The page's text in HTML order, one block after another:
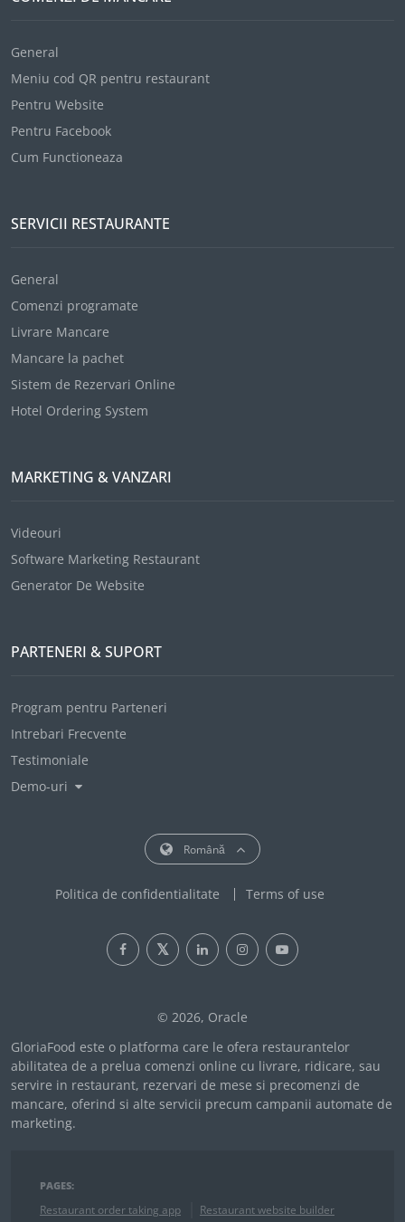
General
Meniu cod QR pentru restaurant
Pentru Website
Pentru Facebook
Cum Functioneaza
SERVICII RESTAURANTE
General
Comenzi programate
Livrare Mancare
Mancare la pachet
Sistem de Rezervari Online
Hotel Ordering System
MARKETING & VANZARI
Videouri
Software Marketing Restaurant
Generator De Website
PARTENERI & SUPORT
Program pentru Parteneri
Intrebari Frecvente
Testimoniale
Demo-uri
Română
Politica de confidentialitate Terms of use
© 2026, Oracle
GloriaFood este o platforma care le ofera restaurantelor
abilitatea de a prelua comenzi online cu livrare, ridicare, sau
servire in restaurant, rezervari de mese si precomenzi de
mancare, oferind si alte servicii precum campanii automate de
marketing.
PAGES:
Restaurant order taking app Restaurant website builder